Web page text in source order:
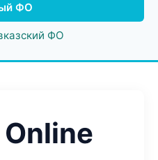
ФО
ФО